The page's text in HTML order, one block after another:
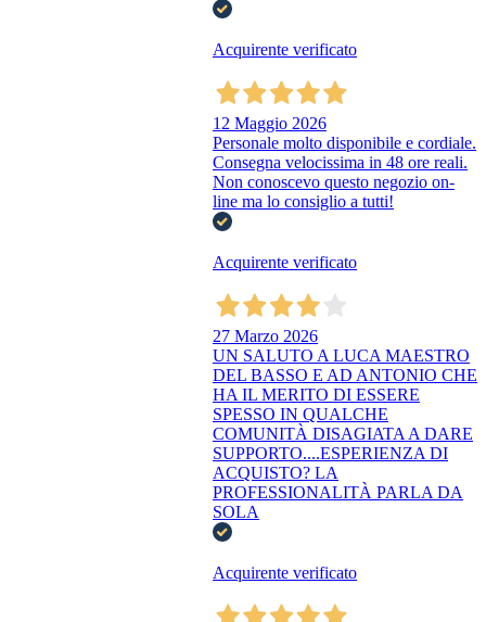
Acquirente verificato
12 Maggio 2026
Personale molto disponibile e cordiale.
Consegna velocissima in 48 ore reali.
Non conoscevo questo negozio on-
line ma lo consiglio a tutti!
Acquirente verificato
27 Marzo 2026
UN SALUTO A LUCA MAESTRO
DEL BASSO E AD ANTONIO CHE
HA IL MERITO DI ESSERE
SPESSO IN QUALCHE
COMUNITÀ DISAGIATA A DARE
SUPPORTO....ESPERIENZA DI
ACQUISTO? LA
PROFESSIONALITÀ PARLA DA
SOLA
Acquirente verificato